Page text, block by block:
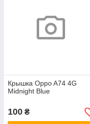
Крышка Oppo A74 4G
Midnight Blue
100 ₴